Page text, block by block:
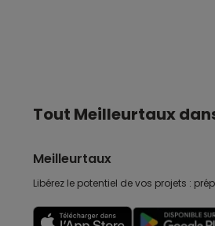
Tout Meilleurtaux
Meilleurtaux
Libérez le potentiel de vos projets :